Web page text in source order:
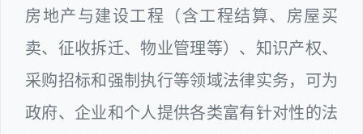
房地产与建设工程（含工程结算、房屋买
卖、征收拆迁、物业管理等）、知识产权、
采购招标和强制执行等领域法律实务，可为
政府、企业和个人提供各类富有针对性的法